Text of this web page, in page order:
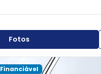
Fotos
Financiável